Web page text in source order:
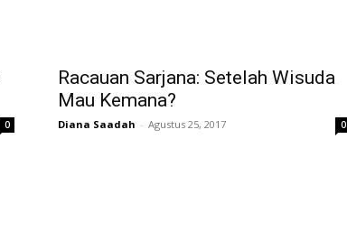
0
Racauan Sarjana: Setelah Wisuda
Mau Kemana?
Diana Saadah - Agustus 25, 2017 0